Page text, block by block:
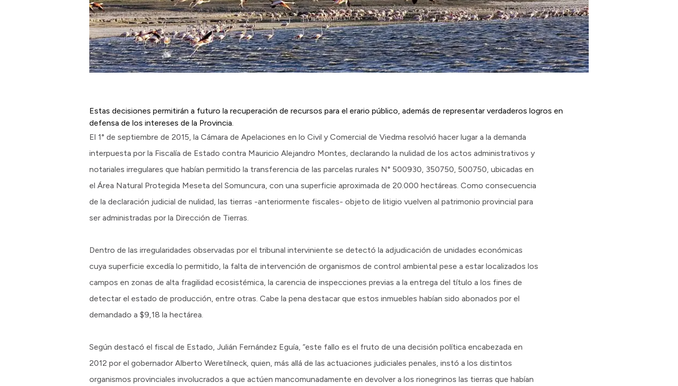
Estas decisiones permitirán a futuro la recuperación de recursos para el erario público, además de representar verdaderos logros en
defensa de los intereses de la Provincia.
El 1° de septiembre de 2015, la Cámara de Apelaciones en lo Civil y Comercial de Viedma resolvió hacer lugar a la demanda
interpuesta por la Fiscalía de Estado contra Mauricio Alejandro Montes, declarando la nulidad de los actos administrativos y
notariales irregulares que habían permitido la transferencia de las parcelas rurales N° 500930, 350750, 500750, ubicadas en
el Área Natural Protegida Meseta del Somuncura, con una superficie aproximada de 20.000 hectáreas. Como consecuencia
de la declaración judicial de nulidad, las tierras -anteriormente fiscales- objeto de litigio vuelven al patrimonio provincial para
ser administradas por la Dirección de Tierras.
Dentro de las irregularidades observadas por el tribunal interviniente se detectó la adjudicación de unidades económicas
cuya superficie excedía lo permitido, la falta de intervención de organismos de control ambiental pese a estar localizados los
campos en zonas de alta fragilidad ecosistémica, la carencia de inspecciones previas a la entrega del título a los fines de
detectar el estado de producción, entre otras. Cabe la pena destacar que estos inmuebles habían sido abonados por el
demandado a $9,18 la hectárea.
Según destacó el fiscal de Estado, Julián Fernández Eguía, “este fallo es el fruto de una decisión política encabezada en
2012 por el gobernador Alberto Weretilneck, quien, más allá de las actuaciones judiciales penales, instó a los distintos
organismos provinciales involucrados a que actúen mancomunadamente en devolver a los rionegrinos las tierras que habían